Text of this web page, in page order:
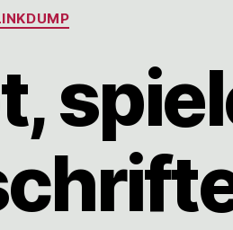
Kategorien